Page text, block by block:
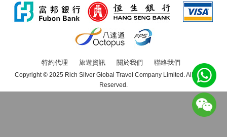
特約代理 旅遊資訊 關於我們 聯絡我們
Copyright © 2025 Rich Silver Global Travel Company Limited. All Rights
Reserved.